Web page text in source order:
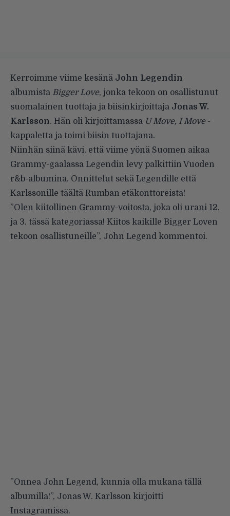
Kerroimme viime kesänä John Legendin
albumista Bigger Love, jonka tekoon on osallistunut
suomalainen tuottaja ja biisinkirjoittaja Jonas W.
Karlsson. Hän oli kirjoittamassa U Move, I Move-
kappaletta ja toimi biisin tuottajana.
Niinhän siinä kävi, että viime yönä Suomen aikaa
Grammy-gaalassa Legendin levy palkittiin Vuoden
r&b-albumina. Onnittelut sekä Legendille että
Karlssonille täältä Rumban etäkonttoreista!
”Olen kiitollinen Grammy-voitosta, joka oli urani 12.
ja 3. tässä kategoriassa! Kiitos kaikille Bigger Loven
tekoon osallistuneille”, John Legend kommentoi.
”Onnea John Legend, kunnia olla mukana tällä
albumilla!”, Jonas W. Karlsson kirjoitti
Instagramissa.